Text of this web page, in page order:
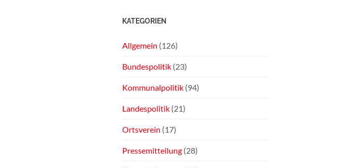
KATEGORIEN
Allgemein (126)
Bundespolitik (23)
Kommunalpolitik (94)
Landespolitik (21)
Ortsverein (17)
Pressemitteilung (28)